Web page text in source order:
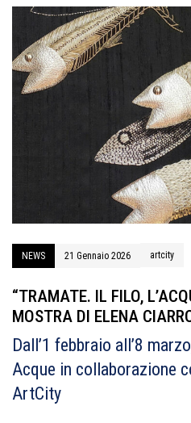
NEWS 21 Gennaio 2026 artcity
“TRAMATE. IL FILO,
MOSTRA DI ELENA
Dall’1 febbraio all’8
Acque in collaborazione
ArtCity